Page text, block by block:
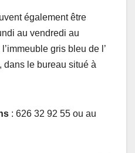
également être
au vendredi au
gris bleu de l’
dans le bureau situé à
: 626 32 92 55 ou au